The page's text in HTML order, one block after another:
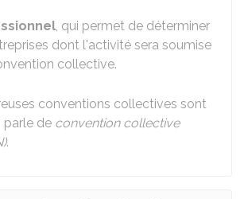
, qui permet de déterminer
dont l'activité sera soumise
collective.
conventions collectives sont
parle de convention collective
.